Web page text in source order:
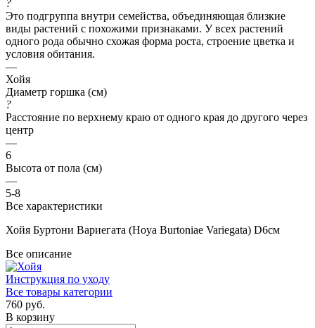
?
Это подгруппа внутри семейства, объединяющая близкие
виды растений с похожими признаками. У всех растений
одного рода обычно схожая форма роста, строение цветка и
условия обитания.
—
Хойя
Диаметр горшка (см)
?
Расстояние по верхнему краю от одного края до другого через
центр
—
6
Высота от пола (см)
—
5-8
Все характеристики
Хойя Буртони Вариегата (Hoya Burtoniae Variegata) D6см
Все описание
Инструкция по уходу
Все товары категории
760 руб.
В корзину